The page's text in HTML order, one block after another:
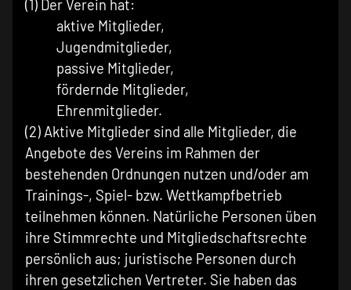
(1) Der Verein hat:
aktive Mitglieder,
Jugendmitglieder,
passive Mitglieder,
fördernde Mitglieder,
Ehrenmitglieder.
(2) Aktive Mitglieder sind alle Mitglieder, die
Angebote des Vereins im Rahmen der
bestehenden Ordnungen nutzen und/oder am
Trainings-, Spiel- bzw. Wettkampfbetrieb
teilnehmen können. Natürliche Personen üben
ihre Stimmrechte und Mitgliedschaftsrechte
persönlich aus; juristische Personen durch
ihren gesetzlichen Vertreter. Sie haben das